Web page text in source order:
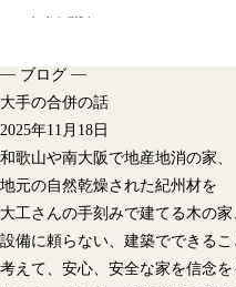
— ブログ —
大手の合併の話
2025年11月18日
和歌山や南大阪で地産地消の家、
地元の自然乾燥された紀州材を
大工さんの手刻みで建てる木の家
設備に頼らない、建築でできるこ
考えて、安心、安全な家を信念を